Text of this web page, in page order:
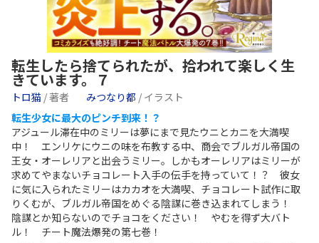
転生したら捨てられたが、拾われて楽しく生
きています。７
トロ猫 / 著者 みつなり都 / イラスト
転生少女に最大のピンチ到来！？
アジュール滞在中のミリーは夢にまで見たウニとカニを大満喫
中！ エンリケにウニの味を布教する中、商会でブルガル帝国の
王女・オーレリアと出会うミリー。しかもオーレリアはミリーが
求めてやまないチョコレート入手の伝手を持っていて！？ 彼女
に気に入られたミリーはカカオを大満喫、チョコレート試作に取
りくむが、ブルガル帝国をめぐる陰謀に巻き込まれてしまう！
陰謀とか知らないのでチョコをください！ やむを得ず大バト
ル！ チート魔法爆発の第七巻！